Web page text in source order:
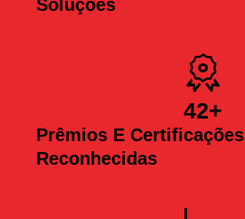
Soluções
Prêmios E Certificações
Reconhecidas
42+